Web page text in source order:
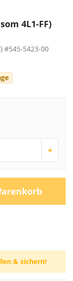
4L1-FF)
#545-5423-00
+
& sichern!